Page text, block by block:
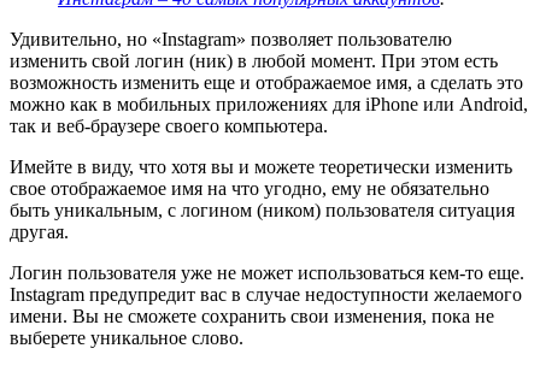
Удивительно, но «Instagram» позволяет пользователю
изменить свой логин (ник) в любой момент. При этом есть
возможность изменить еще и отображаемое имя, а сделать это
можно как в мобильных приложениях для iPhone или Android,
так и веб-браузере своего компьютера.
Имейте в виду, что хотя вы и можете теоретически изменить
свое отображаемое имя на что угодно, ему не обязательно
быть уникальным, с логином (ником) пользователя ситуация
другая.
Логин пользователя уже не может использоваться кем-то еще.
Instagram предупредит вас в случае недоступности желаемого
имени. Вы не сможете сохранить свои изменения, пока не
выберете уникальное слово.